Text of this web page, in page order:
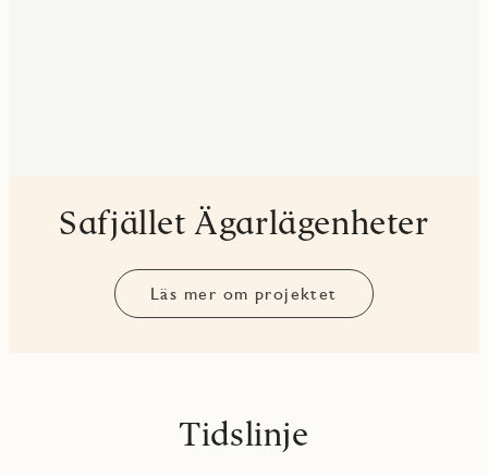
Safjället Ägarlägenheter
Läs mer om projektet
Tidslinje